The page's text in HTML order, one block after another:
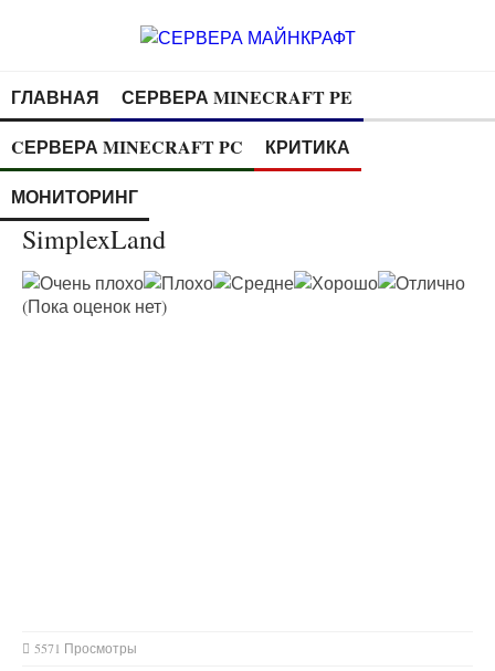
ГЛАВНАЯ
СЕРВЕРА MINECRAFT PE
CЕРВЕРА MINECRAFT PC
КРИТИКА
МОНИТОРИНГ
SimplexLand
(Пока оценок нет)
5571 Просмотры